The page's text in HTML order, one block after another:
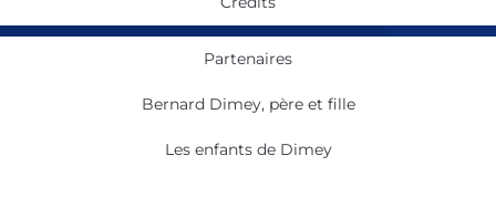
Partenaires
Bernard Dimey, père et fille
Les enfants de Dimey